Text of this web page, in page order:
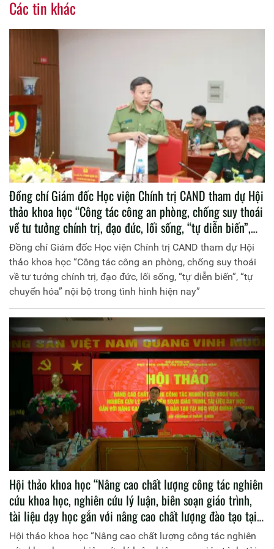
Các tin khác
Đồng chí Giám đốc Học viện Chính trị CAND tham dự Hội
thảo khoa học “Công tác công an phòng, chống suy thoái
về tư tưởng chính trị, đạo đức, lối sống, “tự diễn biến”,
“tự chuyển hóa” nội bộ trong tình hình hiện nay”
Đồng chí Giám đốc Học viện Chính trị CAND tham dự Hội
thảo khoa học “Công tác công an phòng, chống suy thoái
về tư tưởng chính trị, đạo đức, lối sống, “tự diễn biến”, “tự
chuyển hóa” nội bộ trong tình hình hiện nay”
Hội thảo khoa học “Nâng cao chất lượng công tác nghiên
cứu khoa học, nghiên cứu lý luận, biên soạn giáo trình,
tài liệu dạy học gắn với nâng cao chất lượng đào tạo tại
Học viện Chính trị Công an nhân dân”
Hội thảo khoa học “Nâng cao chất lượng công tác nghiên